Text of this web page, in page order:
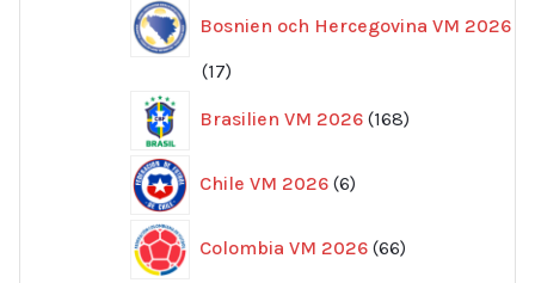
Bosnien och Hercegovina VM 2026
1717
Brasilien VM 2026 168
produkter
Chile VM 2026 6
produkter
Colombia VM 2026 66
produkter